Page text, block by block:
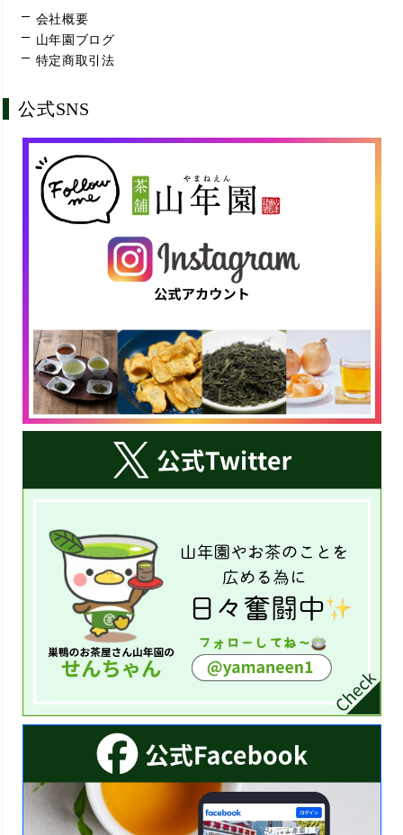
会社概要
山年園ブログ
特定商取引法
公式SNS